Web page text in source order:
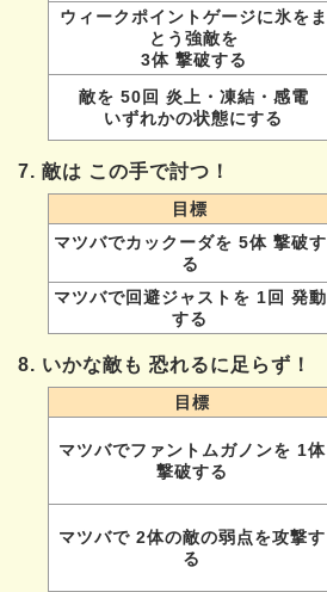
ウィークポイントゲージに氷をま
とう強敵を
3体 撃破する
敵を 50回 炎上・凍結・感電
いずれかの状態にする
7. 敵は この手で討つ！
目標
マツバでカックーダを 5体 撃破す
る
マツバで回避ジャストを 1回 発動
する
8. いかな敵も 恐れるに足らず！
目標
マツバでファントムガノンを 1体
撃破する
マツバで 2体の敵の弱点を攻撃す
る